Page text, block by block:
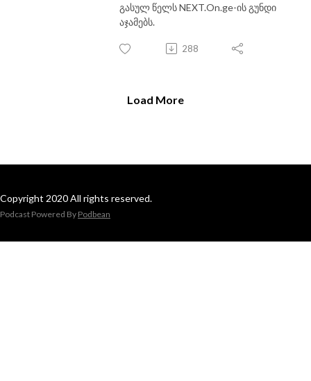
გასულ წელს NEXT.On.ge-ის გუნდი
აჯამებს.
288
Load More
Copyright 2020 All rights reserved.
Podcast Powered By Podbean